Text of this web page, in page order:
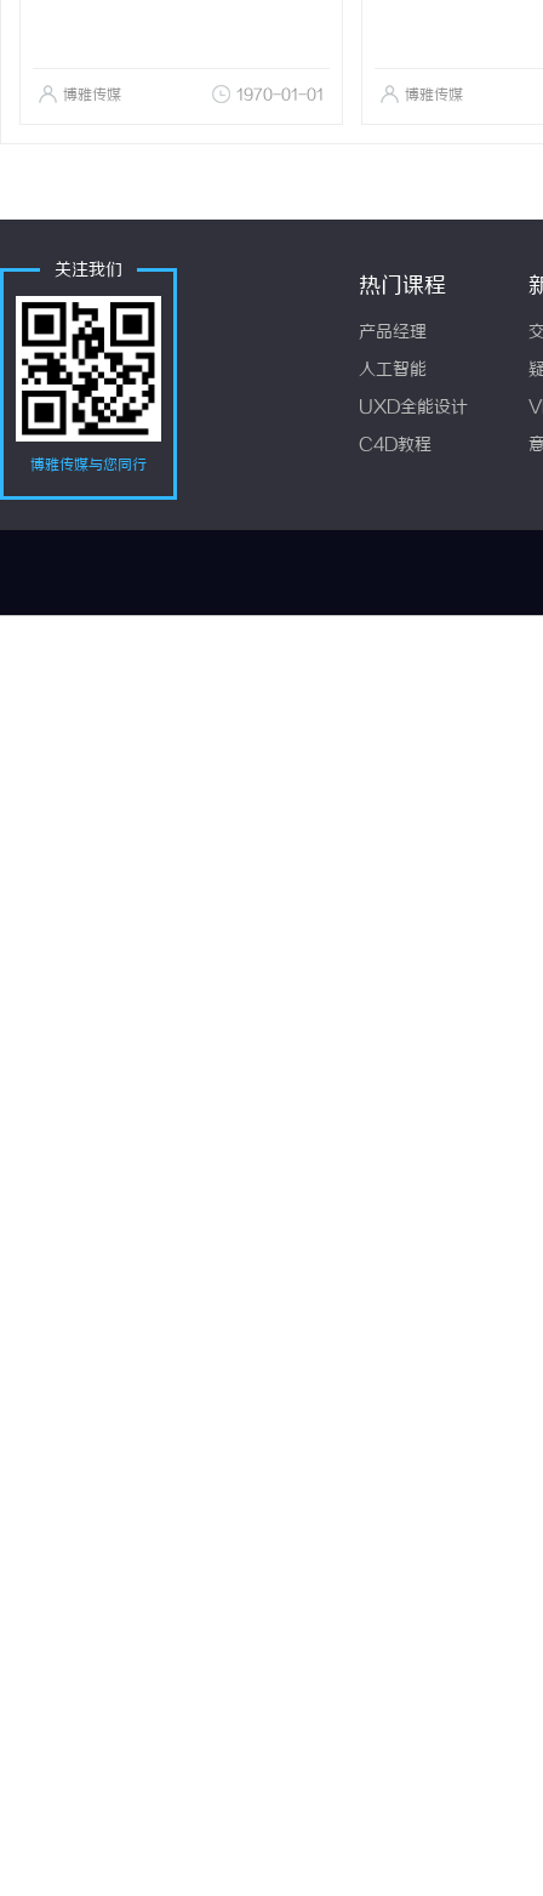
博雅传媒 1970-01-01 博雅传媒
关注我们
博雅传媒与您同行
热门课程
产品经理
人工智能
UXD全能设计
C4D教程